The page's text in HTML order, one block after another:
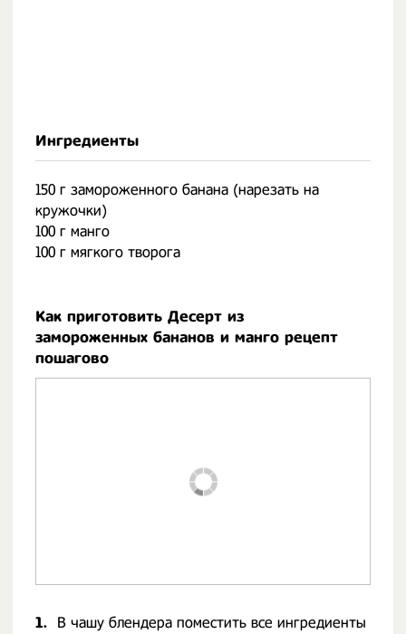
Ингредиенты
150 г замороженного банана (нарезать на
кружочки)
100 г манго
100 г мягкого творога
Как приготовить Десерт из
замороженных бананов и манго рецепт
пошагово
1.
В чашу блендера поместить все ингредиенты